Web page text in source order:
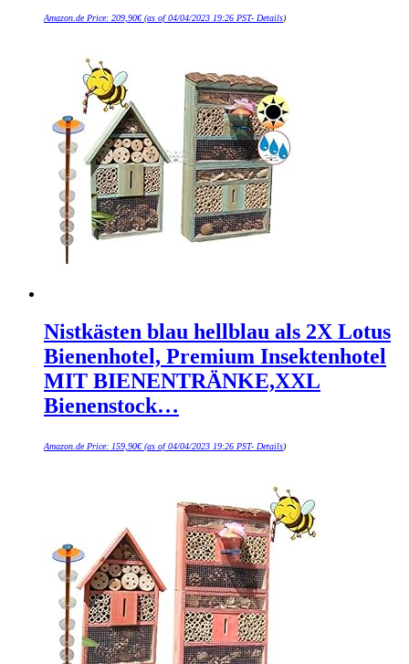
Amazon.de Price: 209,90€(as of 04/04/2023 19:26 PST- Details)
Nistkästen blau hellblau als 2X Lotus
Bienenhotel, Premium Insektenhotel
MIT BIENENTRÄNKE,XXL
Bienenstock…
Amazon.de Price: 159,90€(as of 04/04/2023 19:26 PST- Details)